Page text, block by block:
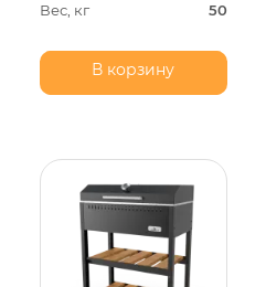
Вес, кг 50
В корзину